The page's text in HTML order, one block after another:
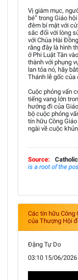
Vị giám mục,
bé” trong Giáo
đêm bí mật với
sắc đối với lòng
với Chúa Hài
rằng đây là hình
ở Phi Luật Tân
thành với phụng
lan tỏa nó, hãy
Thánh lễ gốc của
Cuộc phỏng vấn
tiếng vang lớn
hướng đi của
bộ cuộc phỏng
tín hữu Công
ngài về cuộc
Source:
is a root of the
Các tín hữu Công
của Thượng Hội
Đặng Tự Do
03:10 15/06/2026